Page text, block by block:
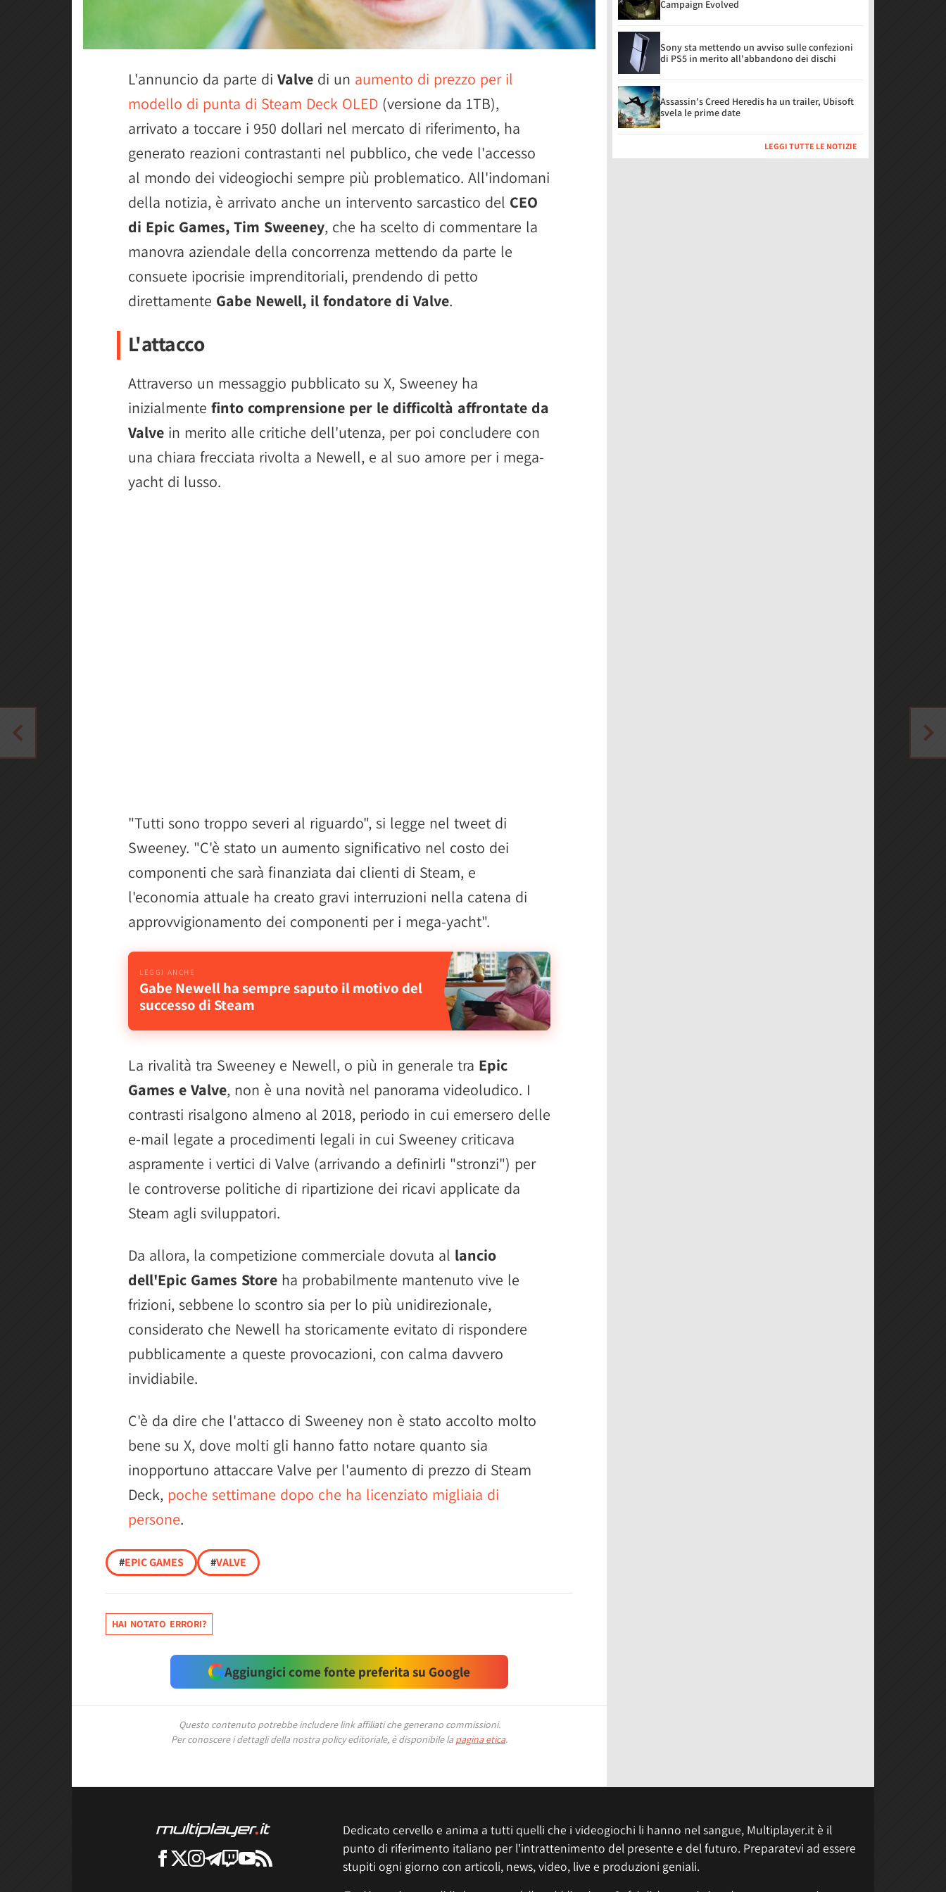
L'annuncio da parte di Valve di un aumento di prezzo per il
modello di punta di Steam Deck OLED (versione da 1TB),
arrivato a toccare i 950 dollari nel mercato di riferimento, ha
generato reazioni contrastanti nel pubblico, che vede l'accesso
al mondo dei videogiochi sempre più problematico. All'indomani
della notizia, è arrivato anche un intervento sarcastico del CEO
di Epic Games, Tim Sweeney, che ha scelto di commentare la
manovra aziendale della concorrenza mettendo da parte le
consuete ipocrisie imprenditoriali, prendendo di petto
direttamente Gabe Newell, il fondatore di Valve.
L'attacco
Attraverso un messaggio pubblicato su X, Sweeney ha
inizialmente finto comprensione per le difficoltà affrontate da
Valve in merito alle critiche dell'utenza, per poi concludere con
una chiara frecciata rivolta a Newell, e al suo amore per i mega-
yacht di lusso.
"Tutti sono troppo severi al riguardo", si legge nel tweet di
Sweeney. "C'è stato un aumento significativo nel costo dei
componenti che sarà finanziata dai clienti di Steam, e
l'economia attuale ha creato gravi interruzioni nella catena di
approvvigionamento dei componenti per i mega-yacht".
Gabe Newell ha sempre saputo il motivo del
successo di Steam
La rivalità tra Sweeney e Newell, o più in generale tra Epic
Games e Valve, non è una novità nel panorama videoludico. I
contrasti risalgono almeno al 2018, periodo in cui emersero delle
e-mail legate a procedimenti legali in cui Sweeney criticava
aspramente i vertici di Valve (arrivando a definirli "stronzi") per
le controverse politiche di ripartizione dei ricavi applicate da
Steam agli sviluppatori.
Da allora, la competizione commerciale dovuta al lancio
dell'Epic Games Store ha probabilmente mantenuto vive le
frizioni, sebbene lo scontro sia per lo più unidirezionale,
considerato che Newell ha storicamente evitato di rispondere
pubblicamente a queste provocazioni, con calma davvero
invidiabile.
C'è da dire che l'attacco di Sweeney non è stato accolto molto
bene su X, dove molti gli hanno fatto notare quanto sia
inopportuno attaccare Valve per l'aumento di prezzo di Steam
Deck, poche settimane dopo che ha licenziato migliaia di
persone.
#EPIC GAMES #VALVE
HAI NOTATO ERRORI?
Aggiungici come fonte preferita su Google
Questo contenuto potrebbe includere link affiliati che generano commissioni.
Per conoscere i dettagli della nostra policy editoriale, è disponibile la pagina etica.
Campaign Evolved
Sony sta mettendo un avviso sulle confezioni
di PS5 in merito all'abbandono dei dischi
Assassin's Creed Heredis ha un trailer, Ubisoft
svela le prime date
LEGGI TUTTE LE NOTIZIE
Dedicato cervello e anima a tutti quelli che i videogiochi li hanno nel sangue, Multiplayer.it è il
punto di riferimento italiano per l'intrattenimento del presente e del futuro. Preparatevi ad essere
stupiti ogni giorno con articoli, news, video, live e produzioni geniali.